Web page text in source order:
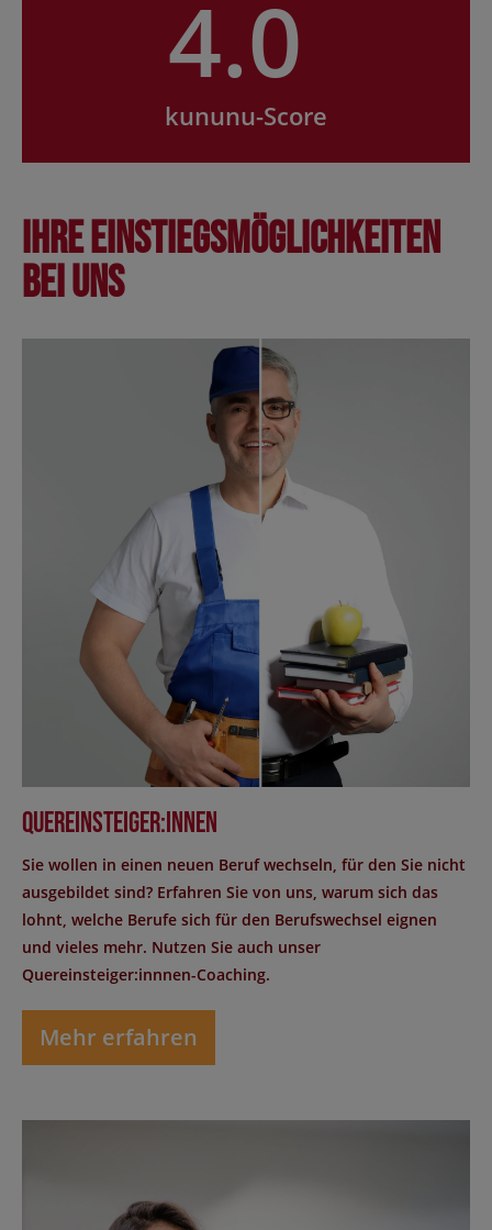
4.0
kununu-Score
Ihre Einstiegsmöglichkeiten
bei uns
Quereinsteiger:innen
Sie wollen in einen neuen Beruf wechseln, für den Sie nicht
ausgebildet sind? Erfahren Sie von uns, warum sich das
lohnt, welche Berufe sich für den Berufswechsel eignen
und vieles mehr. Nutzen Sie auch unser
Quereinsteiger:innnen-Coaching.
Mehr erfahren